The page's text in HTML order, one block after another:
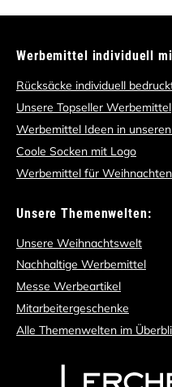
Werbemittel individuell
Rücksäcke individuell
Unsere Topseller Werbemittel
Werbemittel Ideen in
Coole Socken mit Logo
Werbemittel für Weihnachten
Unsere Themenwelten:
Unsere Weihnachtswelt
Nachhaltige Werbemittel
Messe Werbeartikel
Mitarbeitergeschenke
Alle Themenwelten im